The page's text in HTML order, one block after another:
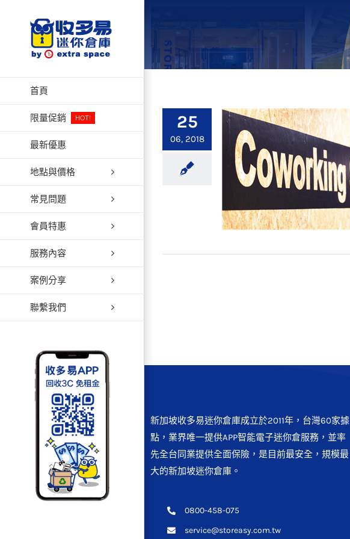
首頁
限量促銷 HOT!
最新優惠
地點與價格
常見問題
會員特惠
服務內容
案例分享
聯繫我們
25
06, 2018
新加坡收多易迷你倉庫成立於2011年，台灣60家據
點，業界唯一提供APP智能電子迷你倉服務，並率
先全台同業提供全面保險，是目前最安全，規模最
大的新加坡迷你倉庫。
0800-458-075
service@storeasy.com.tw